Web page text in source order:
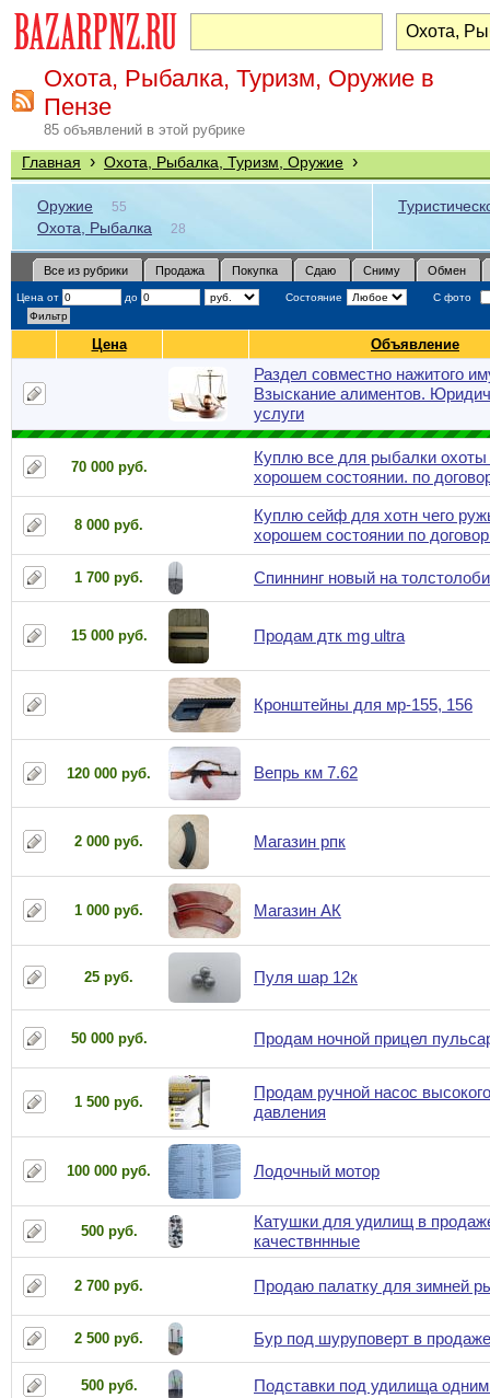
Охота, Рыбалка, Туризм, Оружие в
Пензе
85 объявлений в этой рубрике
Главная › Охота, Рыбалка, Туризм, Оружие ›
Оружие 55
Охота, Рыбалка 28
Все из рубрики Продажа Покупка Сдаю Сниму Обмен
Цена от до Состояние С фото
Цена Объявление
Раздел совместно нажитого
Взыскание алиментов.
услуги
70 000 руб.
Куплю все для рыбалки охоты
хорошем состоянии. по
8 000 руб.
Куплю сейф для хотн чего
хорошем состоянии по
1 700 руб. Спиннинг новый на
15 000 руб. Продам дтк mg ultra
Кронштейны для мр-155, 156
120 000 руб. Вепрь км 7.62
2 000 руб. Магазин рпк
1 000 руб. Магазин АК
25 руб. Пуля шар 12к
50 000 руб. Продам ночной прицел
1 500 руб.
Продам ручной насос высокого
давления
100 000 руб. Лодочный мотор
500 руб.
Катушки для удилищ в
качествннные
2 700 руб. Продаю палатку для зимней
2 500 руб. Бур под шуруповерт в продаже
500 руб. Подставки под удилища